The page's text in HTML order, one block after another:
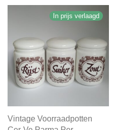
In prijs verlaagd
Vintage Voorraadpotten